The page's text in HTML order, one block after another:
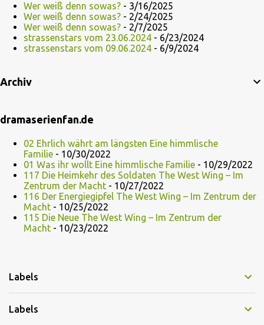
Wer weiß denn sowas? - 3/16/2025
Wer weiß denn sowas? - 2/24/2025
Wer weiß denn sowas? - 2/7/2025
strassenstars vom 23.06.2024 - 6/23/2024
strassenstars vom 09.06.2024 - 6/9/2024
Archiv
dramaserienfan.de
02 Ehrlich währt am längsten Eine himmlische
Familie - 10/30/2022
01 Was ihr wollt Eine himmlische Familie - 10/29/2022
117 Die Heimkehr des Soldaten The West Wing – Im
Zentrum der Macht - 10/27/2022
116 Der Energiegipfel The West Wing – Im Zentrum der
Macht - 10/25/2022
115 Die Neue The West Wing – Im Zentrum der
Macht - 10/23/2022
Labels
Labels